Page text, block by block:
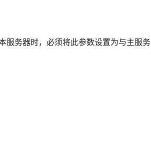
服务器时，必须将此参数设置为与主服务